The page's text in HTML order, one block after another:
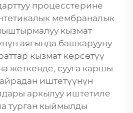
процесстерине
мембраналык
кызмат
аягында башкарууну
кызмат көрсөтүү
жеткенде, сууга каршы
иштетүүнүн
аркылуу иштетиле
турган кыймылды